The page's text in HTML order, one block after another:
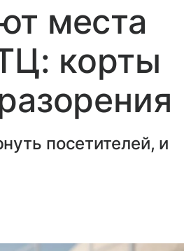
места
корты
посетителей, и